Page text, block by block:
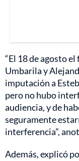
“El 18 de agosto
Umbarila y
imputación a
pero no hubo
audiencia, y de
seguramente
interferencia”,
Además, explicó